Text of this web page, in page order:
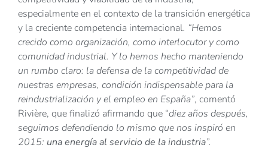
especialmente en el contexto de la transición energética
y la creciente competencia internacional. “Hemos
crecido como organización, como interlocutor y como
comunidad industrial. Y lo hemos hecho manteniendo
un rumbo claro: la defensa de la competitividad de
nuestras empresas, condición indispensable para la
reindustrialización y el empleo en España”, comentó
Rivière, que finalizó afirmando que “diez años después,
seguimos defendiendo lo mismo que nos inspiró en
2015: una energía al servicio de la industria”.